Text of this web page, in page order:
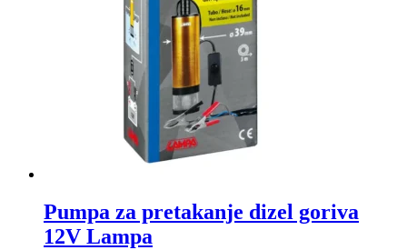
Pumpa za pretakanje dizel goriva
12V Lampa